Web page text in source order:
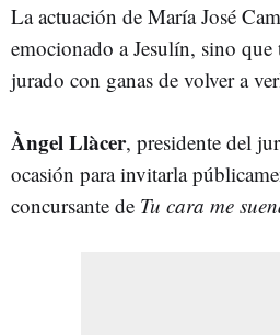
La actuación de María José
emocionado a Jesulín, sino
jurado con ganas de volver a
Àngel Llàcer, presidente del
ocasión para invitarla
concursante de Tu cara me